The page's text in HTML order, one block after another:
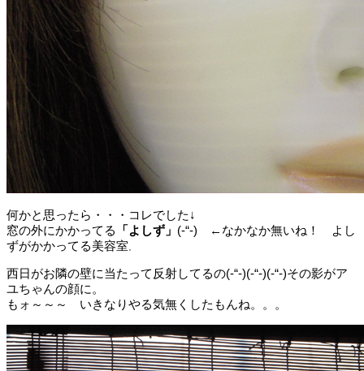
何かと思ったら・・・コレでした↓
窓の外にかかってる
「よしず」 (-“-) ←なかなか無いね！ よし
ずがかかってる美容室 。
西日がお隣の壁に当たって反射してるの(-“-)(-“-)(-“-)その影がア
ユちゃんの顔に。
もォ～～～ いきなりやる気無くしたもんね。。。